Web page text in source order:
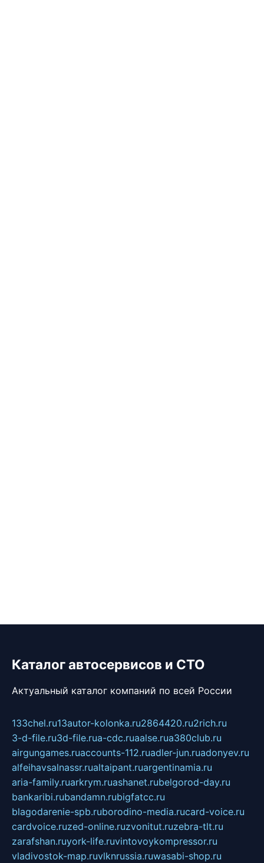
Каталог автосервисов и СТО
Актуальный каталог компаний по всей России
133chel.ru13autor-kolonka.ru2864420.ru2rich.ru
3-d-file.ru3d-file.rua-cdc.ruaalse.rua380club.ru
airgungames.ruaccounts-112.ruadler-jun.ruadonyev.ru
alfeihavsalnassr.rualtaipant.ruargentinamia.ru
aria-family.ruarkrym.ruashanet.rubelgorod-day.ru
bankaribi.rubandamn.rubigfatcc.ru
blagodarenie-spb.ruborodino-media.rucard-voice.ru
cardvoice.ruzed-online.ruzvonitut.ruzebra-tlt.ru
zarafshan.ruyork-life.ruvintovoykompressor.ru
vladivostok-map.ruvlknrussia.ruwasabi-shop.ru